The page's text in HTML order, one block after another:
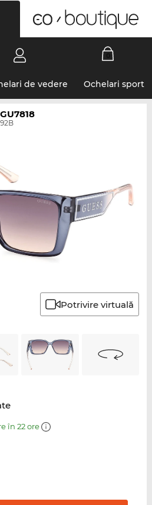
de vedere Ochelari sport
GU7818
92B
Potrivire virtuală
în 22 ore